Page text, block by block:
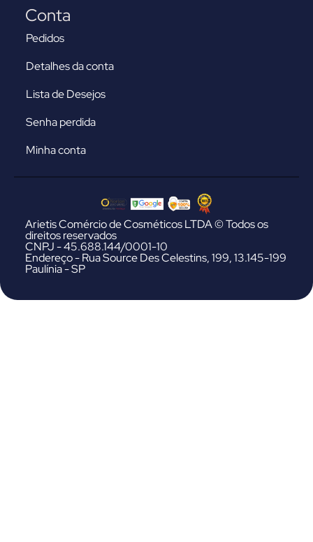
Conta
Pedidos
Detalhes da conta
Lista de Desejos
Senha perdida
Minha conta
Arietis Comércio de Cosméticos LTDA © Todos os
direitos reservados
CNPJ - 45.688.144/0001-10
Endereço - Rua Source Des Celestins, 199, 13.145-199
Paulínia - SP